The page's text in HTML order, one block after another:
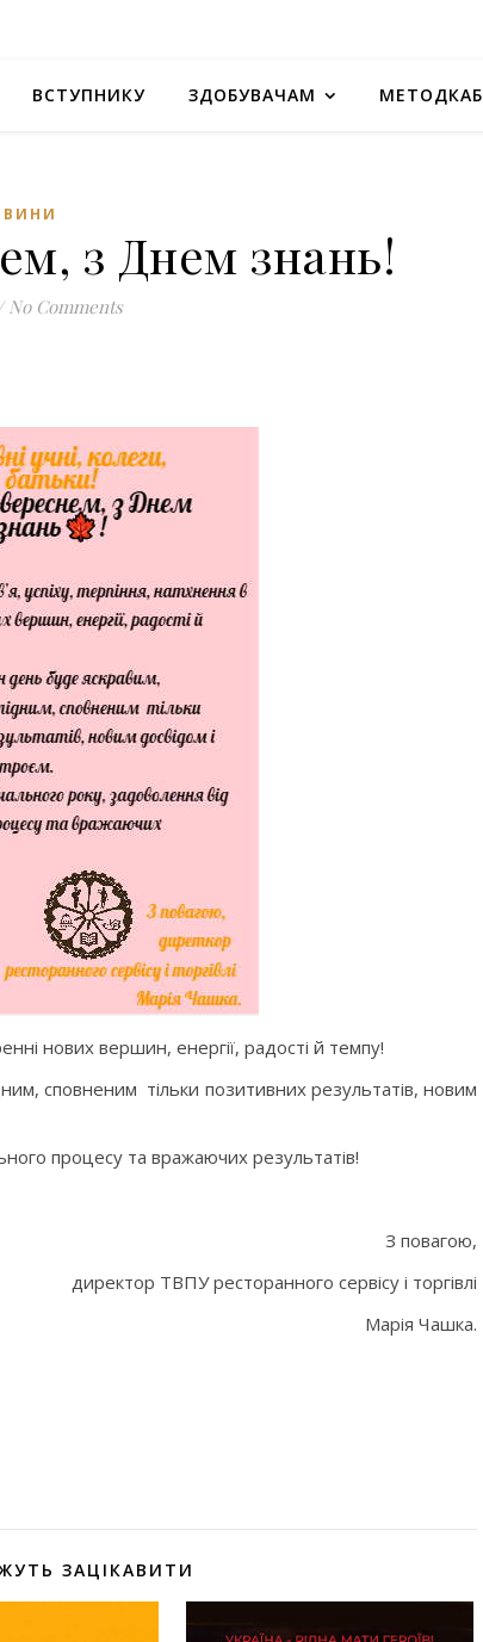
ВСТУПНИКУ ЗДОБУВАЧАМ МЕТОДКАБ
з Днем знань!
No Comments
нових вершин, енергії, радості й темпу!
сповненим тільки позитивних результатів, новим
процесу та вражаючих результатів!
З повагою,
директор ТВПУ ресторанного сервісу і торгівлі
Марія Чашка.
ЗАЦІКАВИТИ